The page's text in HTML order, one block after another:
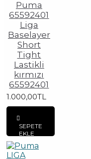
Puma
65592401
Liga
Baselayer
Short
Tight
Lastikli
kırmızı
65592401
1.000,00TL
SEPETE
EKLE